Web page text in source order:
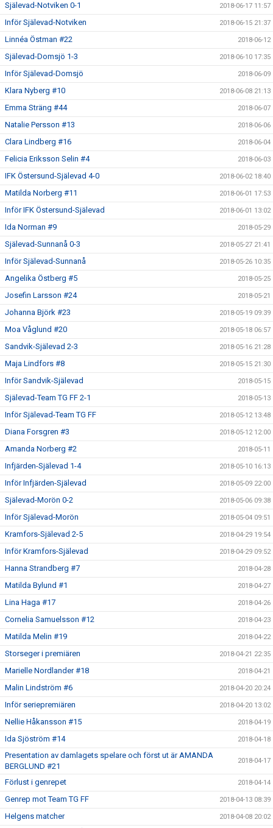
Själevad-Notviken 0-1 2018-06-17 11:57
Inför Själevad-Notviken 2018-06-15 21:37
Linnéa Östman #22 2018-06-12
Själevad-Domsjö 1-3 2018-06-10 17:35
Inför Själevad-Domsjö 2018-06-09
Klara Nyberg #10 2018-06-08 21:13
Emma Sträng #44 2018-06-07
Natalie Persson #13 2018-06-06
Clara Lindberg #16 2018-06-04
Felicia Eriksson Selin #4 2018-06-03
IFK Östersund-Själevad 4-0 2018-06-02 18:40
Matilda Norberg #11 2018-06-01 17:53
Inför IFK Östersund-Själevad 2018-06-01 13:02
Ida Norman #9 2018-05-29
Själevad-Sunnanå 0-3 2018-05-27 21:41
Inför Själevad-Sunnanå 2018-05-26 10:35
Angelika Östberg #5 2018-05-25
Josefin Larsson #24 2018-05-21
Johanna Björk #23 2018-05-19 09:39
Moa Våglund #20 2018-05-18 06:57
Sandvik-Själevad 2-3 2018-05-16 21:28
Maja Lindfors #8 2018-05-15 21:30
Inför Sandvik-Själevad 2018-05-15
Själevad-Team TG FF 2-1 2018-05-13
Inför Själevad-Team TG FF 2018-05-12 13:48
Diana Forsgren #3 2018-05-12 12:00
Amanda Norberg #2 2018-05-11
Infjärden-Själevad 1-4 2018-05-10 16:13
Inför Infjärden-Själevad 2018-05-09 22:00
Själevad-Morön 0-2 2018-05-06 09:38
Inför Själevad-Morön 2018-05-04 09:51
Kramfors-Själevad 2-5 2018-04-29 19:54
Inför Kramfors-Själevad 2018-04-29 09:52
Hanna Strandberg #7 2018-04-28
Matilda Bylund #1 2018-04-27
Lina Haga #17 2018-04-26
Cornelia Samuelsson #12 2018-04-23
Matilda Melin #19 2018-04-22
Storseger i premiären 2018-04-21 22:35
Marielle Nordlander #18 2018-04-21
Malin Lindström #6 2018-04-20 20:24
Inför seriepremiären 2018-04-20 13:02
Nellie Håkansson #15 2018-04-19
Ida Sjöström #14 2018-04-18
Presentation av damlagets spelare och först ut är AMANDA
BERGLUND #21
2018-04-17
Förlust i genrepet 2018-04-14
Genrep mot Team TG FF 2018-04-13 08:39
Helgens matcher 2018-04-08 20:02